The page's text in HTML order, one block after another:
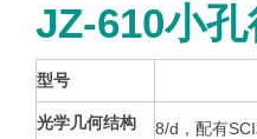
JZ-610小
型号
光学几何结构
8/d，配有